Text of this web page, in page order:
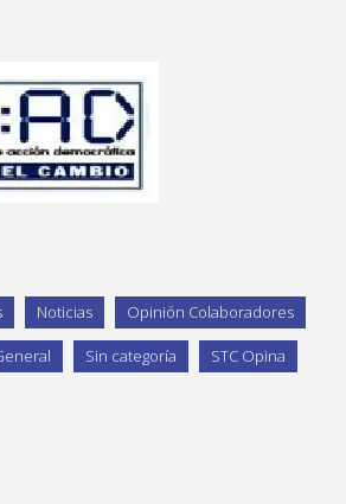
Noticias Opinión Colaboradores
Sin categoría STC Opina